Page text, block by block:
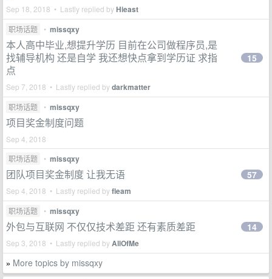
Sep 18, 2018 • Lastly replied byHieast
职场话题 • missqxy
本人高中毕业,想提升学历 目前在公司做程序员,是
找辅导机构 还是自学 我还想快点拿到学历证 求指
点
Sep 7, 2018 • Lastly replied bydarkmatter
15
职场话题 • missqxy
项目奖金制度问题
Sep 4, 2018
职场话题
• missqxy
团队项目奖金制度 让我无语
Sep 4, 2018 • Lastly replied byfleam
57
职场话题 • missqxy
外包与互联网 不仅仅技术差距 还有素质差距
Sep 3, 2018 • Lastly replied byAllOfMe
14
» More topics by missqxy